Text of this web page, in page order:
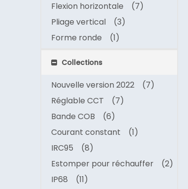
Flexion horizontale
(7)
Pliage vertical
(3)
Forme ronde
(1)
Collections
Nouvelle version 2022
(7)
Réglable CCT
(7)
Bande COB
(6)
Courant constant
(1)
IRC95
(8)
Estomper pour réchauffer
(2)
IP68
(11)